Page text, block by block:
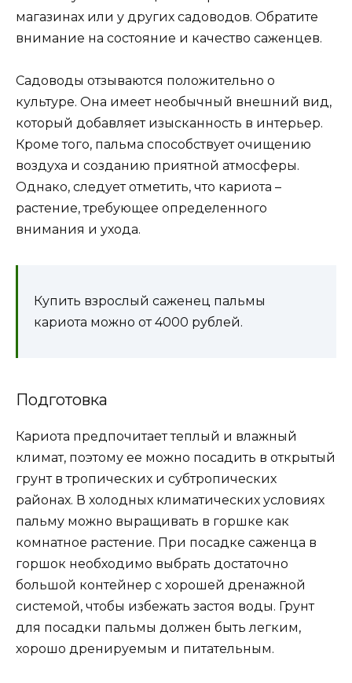
магазинах или у других садоводов. Обратите
внимание на состояние и качество саженцев.
Садоводы отзываются положительно о
культуре. Она имеет необычный внешний вид,
который добавляет изысканность в интерьер.
Кроме того, пальма способствует очищению
воздуха и созданию приятной атмосферы.
Однако, следует отметить, что кариота –
растение, требующее определенного
внимания и ухода.
Купить взрослый саженец пальмы
кариота можно от 4000 рублей.
Подготовка
Кариота предпочитает теплый и влажный
климат, поэтому ее можно посадить в открытый
грунт в тропических и субтропических
районах. В холодных климатических условиях
пальму можно выращивать в горшке как
комнатное растение. При посадке саженца в
горшок необходимо выбрать достаточно
большой контейнер с хорошей дренажной
системой, чтобы избежать застоя воды. Грунт
для посадки пальмы должен быть легким,
хорошо дренируемым и питательным.